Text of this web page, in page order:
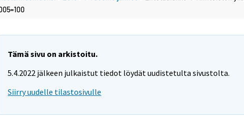
Tämä sivu on arkistoitu.
5.4.2022 jälkeen julkaistut tiedot löydät uudistetulta sivustolta.
Siirry uudelle tilastosivulle